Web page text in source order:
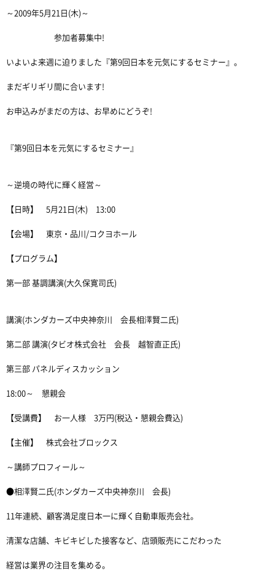
～2009年5月21日(木)～
参加者募集中!
いよいよ来週に迫りました『第9回日本を元気にするセミナー』。
まだギリギリ間に合います!
お申込みがまだの方は、お早めにどうぞ!
『第9回日本を元気にするセミナー』
～逆境の時代に輝く経営～
【日時】 5月21日(木) 13:00
【会場】 東京・品川/コクヨホール
【プログラム】
第一部 基調講演(大久保寛司氏)
講演(ホンダカーズ中央神奈川 会長相澤賢二氏)
第二部 講演(タビオ株式会社 会長 越智直正氏)
第三部 パネルディスカッション
18:00～ 懇親会
【受講費】 お一人様 3万円(税込・懇親会費込)
【主催】 株式会社ブロックス
～講師プロフィール～
●相澤賢二氏(ホンダカーズ中央神奈川 会長)
11年連続、顧客満足度日本一に輝く自動車販売会社。
清潔な店舗、キビキビした接客など、店頭販売にこだわった
経営は業界の注目を集める。